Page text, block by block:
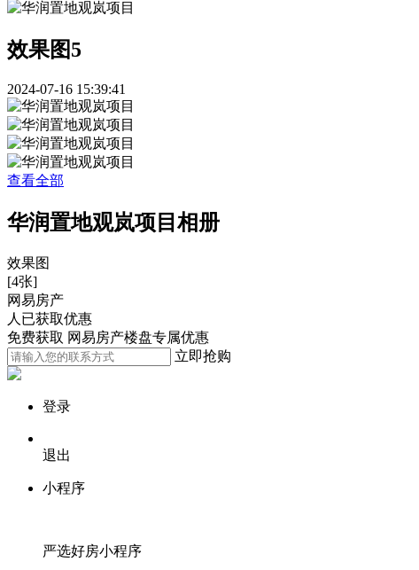
效果图5
2024-07-16 15:39:41
查看全部
华润置地观岚项目相册
效果图
[4张]
网易房产
人已获取优惠
免费获取 网易房产楼盘专属优惠
立即抢购
登录
退出
小程序
严选好房小程序